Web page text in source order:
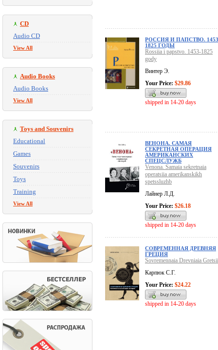
CD
Audio CD
View All
Audio Books
Audio Books
View All
Toys and Souvenirs
Educational
Games
Souvenirs
Toys
Training
View All
РОССИЯ И ПАПСТВО.
1825 ГОДЫ
Rossiia i papstvo. 1453-1825
gody
Винтер Э.
Your Price: $29.86
shipped in 14-20 days
ВЕНОНА. САМАЯ
СЕКРЕТНАЯ ОПЕРАЦИЯ
АМЕРИКАНСКИХ
СПЕЦСЛУЖБ
Venona. Samaia sekretnaia
operatsiia amerikanskikh
spetssluzhb
Лайнер Л.Д.
Your Price: $26.18
shipped in 14-20 days
СОВРЕМЕННАЯ ДРЕВНЯЯ
ГРЕЦИЯ
Sovremennaia Drevniaia
Карпюк С.Г.
Your Price: $24.22
shipped in 14-20 days